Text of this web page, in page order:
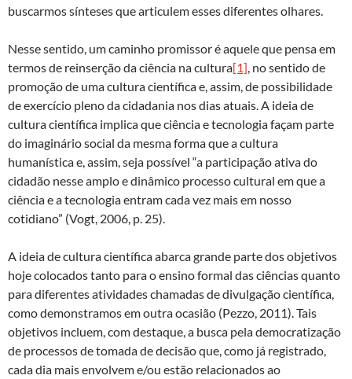
buscarmos sínteses que articulem esses diferentes olhares.
Nesse sentido, um caminho promissor é aquele que pensa em
termos de reinserção da ciência na cultura[1], no sentido de
promoção de uma cultura científica e, assim, de possibilidade
de exercício pleno da cidadania nos dias atuais. A ideia de
cultura científica implica que ciência e tecnologia façam parte
do imaginário social da mesma forma que a cultura
humanística e, assim, seja possível “a participação ativa do
cidadão nesse amplo e dinâmico processo cultural em que a
ciência e a tecnologia entram cada vez mais em nosso
cotidiano” (Vogt, 2006, p. 25).
A ideia de cultura científica abarca grande parte dos objetivos
hoje colocados tanto para o ensino formal das ciências quanto
para diferentes atividades chamadas de divulgação científica,
como demonstramos em outra ocasião (Pezzo, 2011). Tais
objetivos incluem, com destaque, a busca pela democratização
de processos de tomada de decisão que, como já registrado,
cada dia mais envolvem e/ou estão relacionados ao